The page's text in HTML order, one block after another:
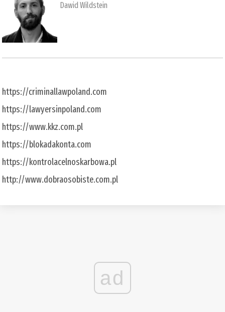
Dawid Wildstein
https://criminallawpoland.com
https://lawyersinpoland.com
https://www.kkz.com.pl
https://blokadakonta.com
https://kontrolacelnoskarbowa.pl
http://www.dobraosobiste.com.pl
ad